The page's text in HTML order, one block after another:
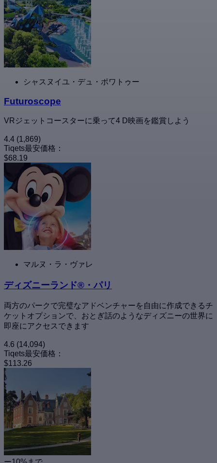
シャスヌイユ・デュ・ポワトゥー
Futuroscope
VRジェットコースターに乗って4 D映画を鑑賞しよう
4.4 (1,869)
Tiqets最安価格：
$68.19
マルヌ・ラ・ヴァレ
ディズニーランド®・パリ
両方のパークで完璧なアドベンチャーを自由に作成できるチ
ケットオプションで、おとぎ話のようなディズニーの世界に
即座にアクセスできます
4.6 (14,094)
Tiqets最安価格：
$113.26